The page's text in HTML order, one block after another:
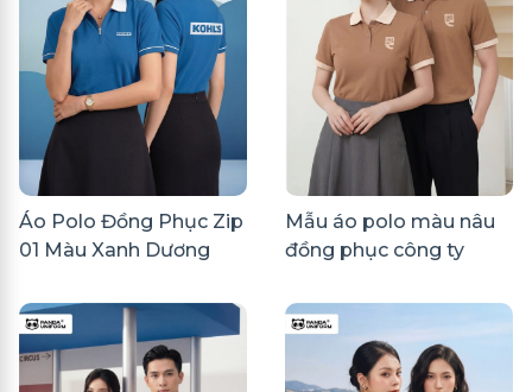
Áo Polo Đồng Phục Zip
01 Màu Xanh Dương
Mẫu áo polo màu nâu
đồng phục công ty